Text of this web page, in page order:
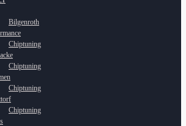
Bilgenroth
Chiptuning
Chiptuning
Chiptuning
Chiptuning